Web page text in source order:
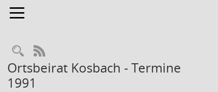
Toggle navigation
Rechercheauswahl
RSS-Feed
Ortsbeirat Kosbach - Termine
1991